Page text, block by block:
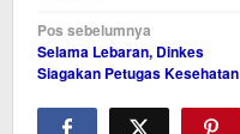
Navigasi
pos
Pos sebelumnya
Selama Lebaran, Dinkes
Siagakan Petugas Kesehatan